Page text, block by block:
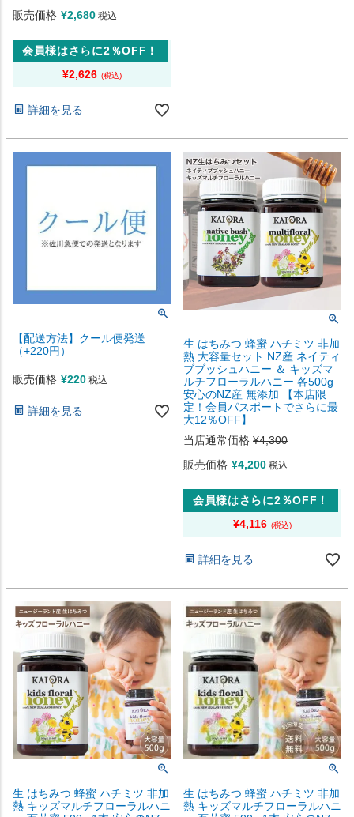
販売価格 ¥2,680 税込
会員様はさらに2％OFF！
¥2,626
詳細を見る
【配送方法】クール便発送
（+220円）
販売価格 ¥220 税込
詳細を見る
生 はちみつ 蜂蜜 ハチミツ 非加
熱 大容量セット NZ産 ネイティ
ブブッシュハニー ＆ キッズマ
ルチフローラルハニー 各500g
安心のNZ産 無添加 【本店限
定！会員パスポートでさらに最
大12％OFF】
当店通常価格 ¥4,300
販売価格 ¥4,200 税込
会員様はさらに2％OFF！
¥4,116
詳細を見る
生 はちみつ 蜂蜜 ハチミツ 非加
熱 キッズマルチフローラルハニ
生 はちみつ 蜂蜜 ハチミツ 非加
熱 キッズマルチフローラルハニ